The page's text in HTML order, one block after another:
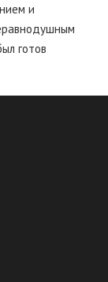
и
готов